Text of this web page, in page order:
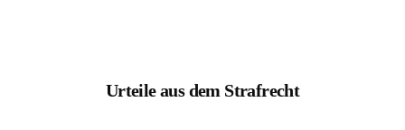
Urteile aus dem Strafrecht